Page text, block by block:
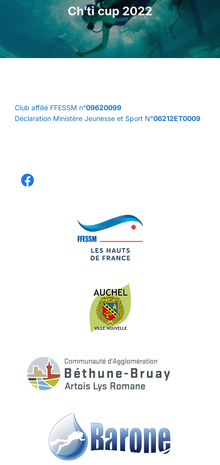
l’article
Ch’ti cup 2022
Club affilié FFESSM n°09620099
Déclaration Ministère Jeunesse et Sport N°06212ET0009